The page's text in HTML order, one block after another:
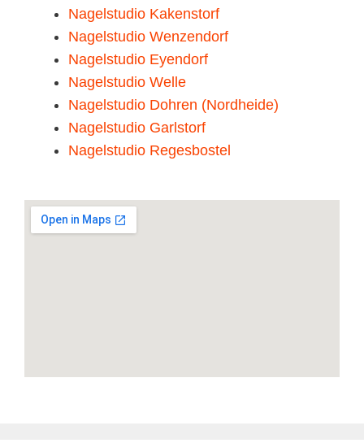
Nagelstudio Kakenstorf
Nagelstudio Wenzendorf
Nagelstudio Eyendorf
Nagelstudio Welle
Nagelstudio Dohren (Nordheide)
Nagelstudio Garlstorf
Nagelstudio Regesbostel